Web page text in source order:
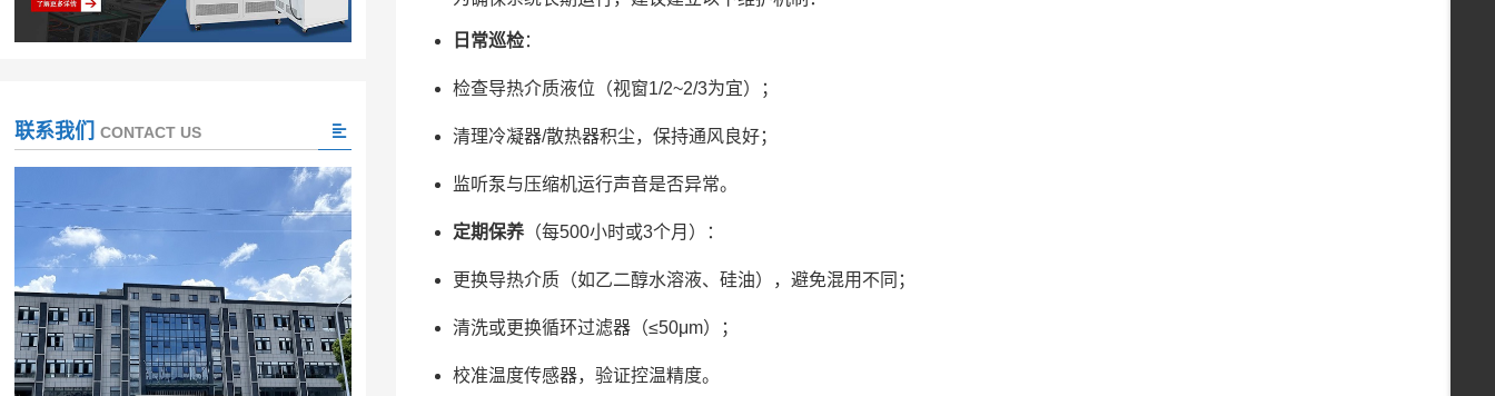
日常巡检：
检查导热介质液位（视窗1/2~2/3为宜）；
清理冷凝器/散热器积尘，保持通风良好；
监听泵与压缩机运行声音是否异常。
定期保养（每500小时或3个月）：
更换导热介质（如乙二醇水溶液、硅油），避免混用不同；
清洗或更换循环过滤器（≤50μm）；
校准温度传感器，验证控温精度。
联系我们 CONTACT US